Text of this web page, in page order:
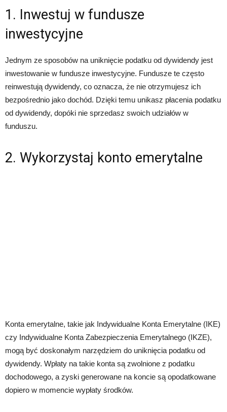
1. Inwestuj w fundusze
inwestycyjne
Jednym ze sposobów na uniknięcie podatku od dywidendy jest
inwestowanie w fundusze inwestycyjne. Fundusze te często
reinwestują dywidendy, co oznacza, że nie otrzymujesz ich
bezpośrednio jako dochód. Dzięki temu unikasz płacenia podatku
od dywidendy, dopóki nie sprzedasz swoich udziałów w
funduszu.
2. Wykorzystaj konto emerytalne
Konta emerytalne, takie jak Indywidualne Konta Emerytalne (IKE)
czy Indywidualne Konta Zabezpieczenia Emerytalnego (IKZE),
mogą być doskonałym narzędziem do uniknięcia podatku od
dywidendy. Wpłaty na takie konta są zwolnione z podatku
dochodowego, a zyski generowane na koncie są opodatkowane
dopiero w momencie wypłaty środków.